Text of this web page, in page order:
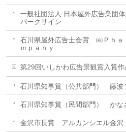
一般社団法人 日本屋外広告業団
パークサイン
石川県屋外広告士会賞 ㈱Ｐｈ
ｍｐａｎｙ
第29回いしかわ広告景観賞入賞作
石川県知事賞（公共部門） 藤波
石川県知事賞（民間部門） かな
金沢市長賞 アルカンシエル金沢